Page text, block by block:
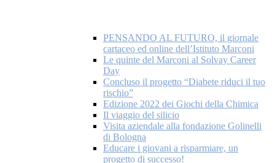
PENSANDO AL FUTURO, il giornale
cartaceo ed online dell’Istituto Marconi
Le quinte del Marconi al Solvay Career
Day
Concluso il progetto “Diabete riduci il tuo
rischio”
Edizione 2022 dei Giochi della Chimica
Il viaggio del silicio
Visita aziendale alla fondazione Golinelli
di Bologna
Educare i giovani a risparmiare, un
progetto di successo!